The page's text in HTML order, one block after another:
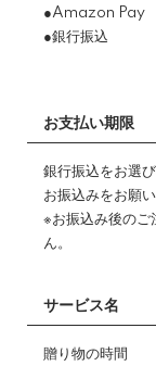
●Amazon Pay
●銀行振込
お支払い期限
銀行振込をお選
お振込みをお願
※お振込み後のご
ん。
サービス名
贈り物の時間